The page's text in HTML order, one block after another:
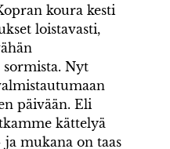
koura kesti
loistavasti,
Nyt
päivään. Eli
kättelyä
mukana on taas